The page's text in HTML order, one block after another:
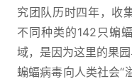
究团队历时四年，收
不同种类的142只蝙
域，是因为这里的果
蝙蝠病毒向人类社会“